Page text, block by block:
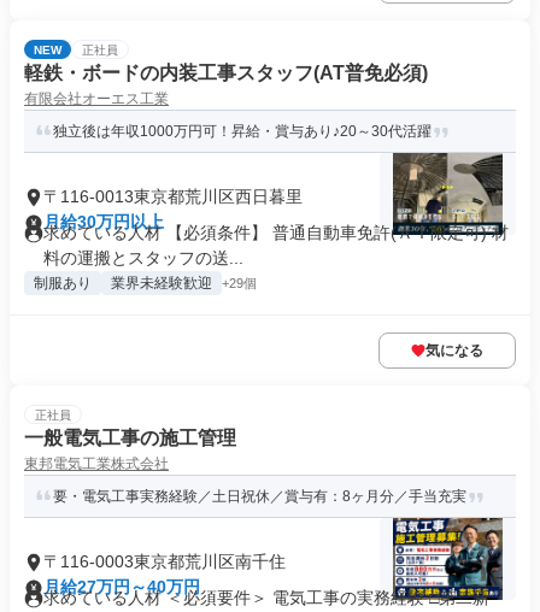
NEW 正社員
軽鉄・ボードの内装工事スタッフ(AT普免必須)
有限会社オーエス工業
独立後は年収1000万円可！昇給・賞与あり♪20～30代活躍
〒116-0013東京都荒川区西日暮里
月給30万円以上
求めている人材 【必須条件】 普通自動車免許(ＡＴ限定可) 材
料の運搬とスタッフの送...
制服あり 業界未経験歓迎 +29個
気になる
正社員
一般電気工事の施工管理
東邦電気工業株式会社
要・電気工事実務経験／土日祝休／賞与有：8ヶ月分／手当充実
〒116-0003東京都荒川区南千住
月給27万円～40万円
求めている人材 ＜必須要件＞ 電気工事の実務経験 □第二新